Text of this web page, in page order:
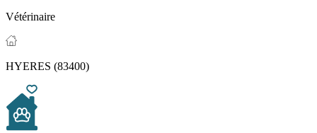
Vétérinaire
HYERES (83400)